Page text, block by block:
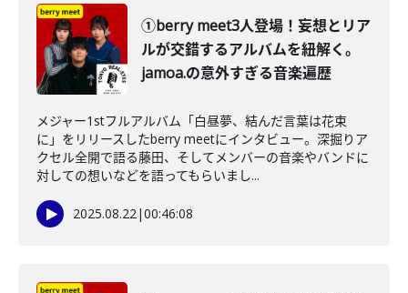
①berry meet3人登場！妄想とリア
ルが交錯するアルバムを紐解く。
jamoa.の意外すぎる音楽遍歴
メジャー1stフルアルバム「白昼夢、結んだ言葉は花束
に」をリリースしたberry meetにインタビュー。深掘りア
クセル全開で語る藤田、そしてメンバーの音楽やバンドに
対しての想いなどを語ってもらいまし...
2025.08.22|00:46:08